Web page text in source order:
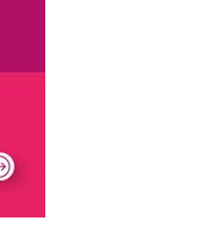
meses por
que la
todos los